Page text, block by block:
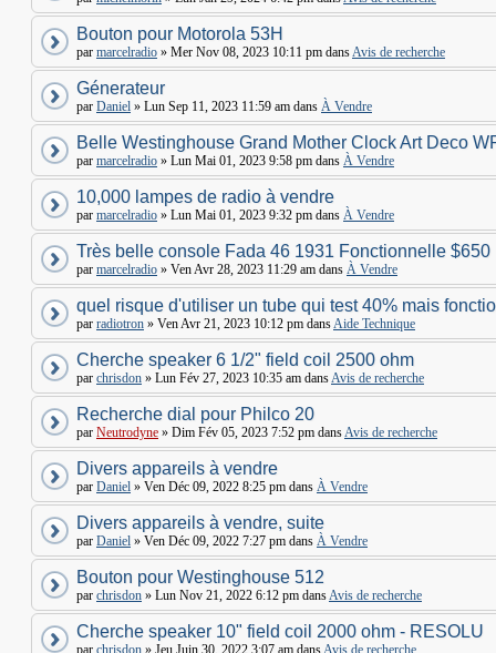
Bouton pour Motorola 53H
par marcelradio » Mer Nov 08, 2023 10:11 pm dansAvis de recherche
Génerateur
par Daniel » Lun Sep 11, 2023 11:59 am dans À Vendre
Belle Westinghouse Grand Mother Clock Art Deco
par marcelradio » Lun Mai 01, 2023 9:58 pm dans À Vendre
10,000 lampes de radio à vendre
par marcelradio » Lun Mai 01, 2023 9:32 pm dans À Vendre
Très belle console Fada 46 1931 Fonctionnelle $650
par marcelradio » Ven Avr 28, 2023 11:29 am dans À Vendre
quel risque d'utiliser un tube qui test 40% mais
par radiotron » Ven Avr 21, 2023 10:12 pm dansAide Technique
Cherche speaker 6 1/2" field coil 2500 ohm
par chrisdon » Lun Fév 27, 2023 10:35 am dansAvis de recherche
Recherche dial pour Philco 20
par Neutrodyne » Dim Fév 05, 2023 7:52 pm dansAvis de recherche
Divers appareils à vendre
par Daniel » Ven Déc 09, 2022 8:25 pm dans À Vendre
Divers appareils à vendre, suite
par Daniel » Ven Déc 09, 2022 7:27 pm dans À Vendre
Bouton pour Westinghouse 512
par chrisdon » Lun Nov 21, 2022 6:12 pm dansAvis de recherche
Cherche speaker 10" field coil 2000 ohm - RESOLU
par chrisdon » Jeu Juin 30, 2022 3:07 am dansAvis de recherche